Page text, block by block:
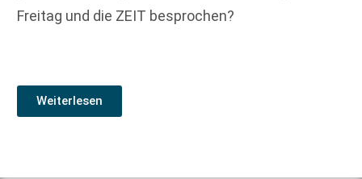
Freitag und die ZEIT besprochen?
Weiterlesen